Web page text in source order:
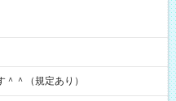
＾（規定あり）